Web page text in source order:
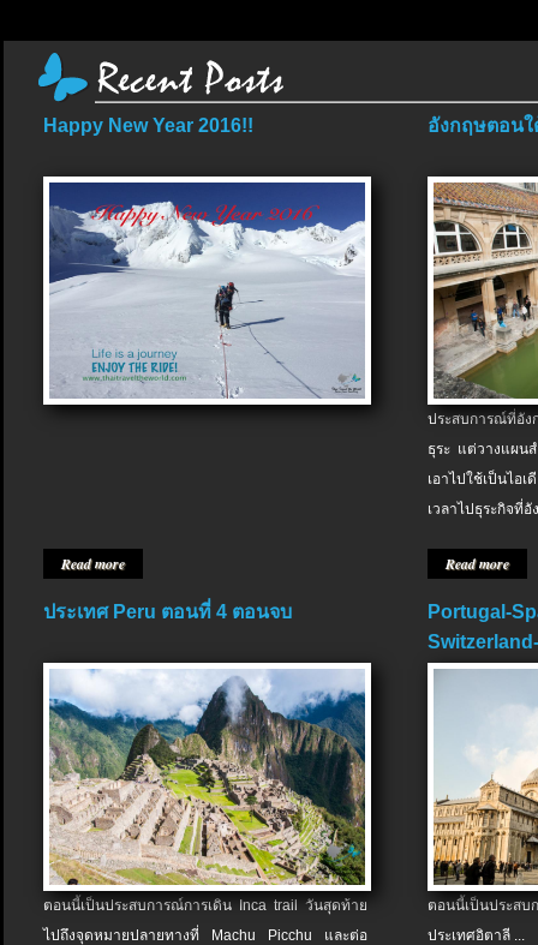
Happy New Year 2016!!
Read more
อังกฤษตอนใ
ประสบการณ์ที่อัง
ธุระ แต่วางแผน
เอาไปใช้เป็นไอ
เวลาไปธุระกิจที่อั
Read more
ประเทศ Peru ตอนที่ 4 ตอนจบ
ตอนนี้เป็นประสบการณ์การเดิน Inca trail วันสุดท้าย
ไปถึงจุดหมายปลายทางที่ Machu Picchu และต่อ
Portugal-
ตอนนี้เป็นประส
ประเทศอิตาลี ...